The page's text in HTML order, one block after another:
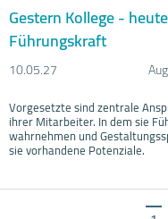
Gestern Kollege -
Führungskraft
10.05.27
Vorgesetzte sind zentrale
ihrer Mitarbeiter. In dem sie
wahrnehmen und
sie vorhandene Potenziale.